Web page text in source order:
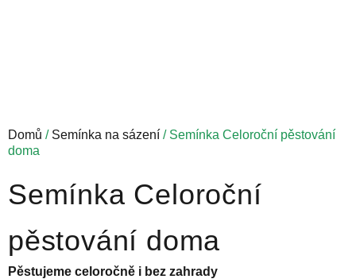
Domů / Semínka na sázení / Semínka Celoroční pěstování
doma
Semínka Celoroční
pěstování doma
Pěstujeme celoročně i bez zahrady